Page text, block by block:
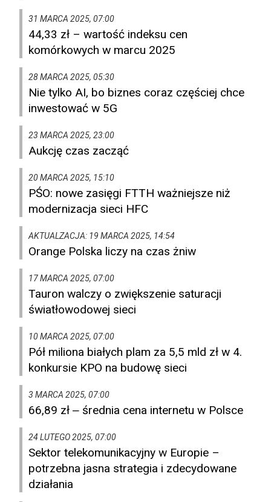
31 MARCA 2025, 07:00
44,33 zł – wartość indeksu cen
komórkowych w marcu 2025
28 MARCA 2025, 05:30
Nie tylko AI, bo biznes coraz częściej chce
inwestować w 5G
23 MARCA 2025, 23:00
Aukcję czas zacząć
20 MARCA 2025, 15:10
PŚO: nowe zasięgi FTTH ważniejsze niż
modernizacja sieci HFC
AKTUALZACJA: 19 MARCA 2025, 14:54
Orange Polska liczy na czas żniw
17 MARCA 2025, 07:00
Tauron walczy o zwiększenie saturacji
światłowodowej sieci
10 MARCA 2025, 07:00
Pół miliona białych plam za 5,5 mld zł w 4.
konkursie KPO na budowę sieci
3 MARCA 2025, 07:00
66,89 zł ‒ średnia cena internetu w Polsce
24 LUTEGO 2025, 07:00
Sektor telekomunikacyjny w Europie –
potrzebna jasna strategia i zdecydowane
działania